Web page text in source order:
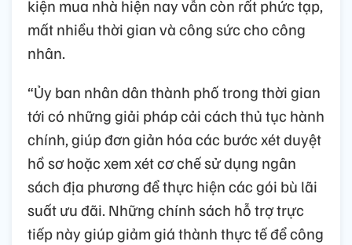
kiện mua nhà hiện nay vẫn còn rất phức tạp,
mất nhiều thời gian và công sức cho công
nhân.
“Ủy ban nhân dân thành phố trong thời gian
tới có những giải pháp cải cách thủ tục hành
chính, giúp đơn giản hóa các bước xét duyệt
hồ sơ hoặc xem xét cơ chế sử dụng ngân
sách địa phương để thực hiện các gói bù lãi
suất ưu đãi. Những chính sách hỗ trợ trực
tiếp này giúp giảm giá thành thực tế để công